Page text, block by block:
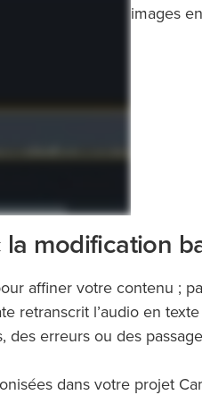
images
modification
affiner votre contenu ;
retranscrit l’audio en
des erreurs ou des
dans votre projet